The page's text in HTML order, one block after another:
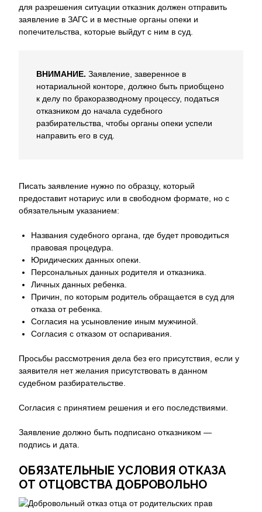
для разрешения ситуации отказник должен отправить
заявление в ЗАГС и в местные органы опеки и
попечительства, которые выйдут с ним в суд.
ВНИМАНИЕ. Заявление, заверенное в
нотариальной конторе, должно быть приобщено
к делу по бракоразводному процессу, податься
отказником до начала судебного
разбирательства, чтобы органы опеки успели
направить его в суд.
Писать заявление нужно по образцу, который
предоставит нотариус или в свободном формате, но с
обязательным указанием:
Названия судебного органа, где будет проводиться
правовая процедура.
Юридических данных опеки.
Персональных данных родителя и отказника.
Личных данных ребенка.
Причин, по которым родитель обращается в суд для
отказа от ребенка.
Согласия на усыновление иным мужчиной.
Согласия с отказом от оспаривания.
Просьбы рассмотрения дела без его присутствия, если у
заявителя нет желания присутствовать в данном
судебном разбирательстве.
Согласия с принятием решения и его последствиями.
Заявление должно быть подписано отказником —
подпись и дата.
ОБЯЗАТЕЛЬНЫЕ УСЛОВИЯ ОТКАЗА
ОТ ОТЦОВСТВА ДОБРОВОЛЬНО